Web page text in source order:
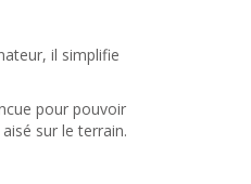
il simplifie
pour pouvoir
sur le terrain.